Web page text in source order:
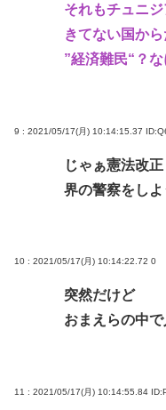
それもチュニ
きてない国か
”経済難民“？
9 : 2021/05/17(月) 10:14:15.37
じゃぁ憲法改
界の警察をし
10 : 2021/05/17(月) 10:14:22.72 0
突然だけど
おまえらの中
11 : 2021/05/17(月) 10:14:55.84